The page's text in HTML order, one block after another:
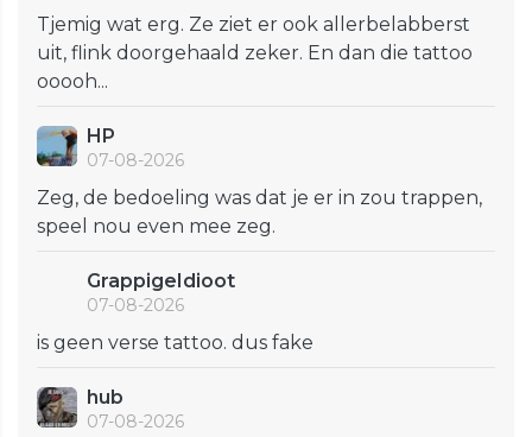
Tjemig wat erg. Ze ziet er ook allerbelabberst
uit, flink doorgehaald zeker. En dan die tattoo
ooooh...
HP
07-08-2026
Zeg, de bedoeling was dat je er in zou trappen,
speel nou even mee zeg.
GrappigeIdioot
07-08-2026
is geen verse tattoo. dus fake
hub
07-08-2026